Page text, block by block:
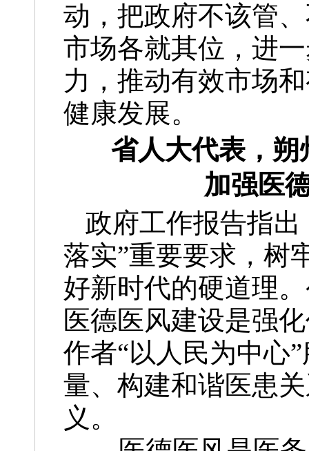
动，把政府不该管
市场各就其位，进
力，推动有效市场
健康发展。
省人大代表，
加强医
政府工作报告指
落实”重要要求，树
好新时代的硬道理
医德医风建设是强
作者“以人民为中心
量、构建和谐医患
义。